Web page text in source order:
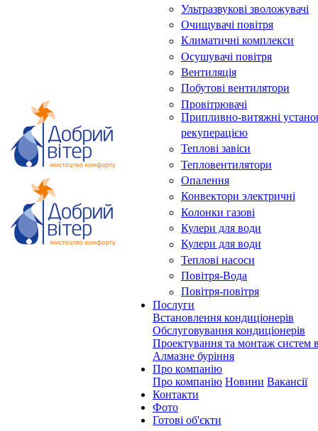
Ультразвукові зволожувачі
Очищувачі повітря
Климатичні комплекси
Осушувачі повітря
Вентиляція
Побутові вентилятори
Провітрювачі
Припливно-витяжні
рекуперацією
Теплові завіси
Тепловентилятори
Опалення
Конвектори электричні
Колонки газові
Кулери для води
Кулери для води
Теплові насоси
Повітря-Вода
Повітря-повітря
Послуги
Встановлення кондиціонерів
Обслуговування кондиціонерів
Проектування та монтаж систем
Алмазне буріння
Про компанію
Про компанію Новини Вакансії
Контакти
Фото
Готові об'єкти